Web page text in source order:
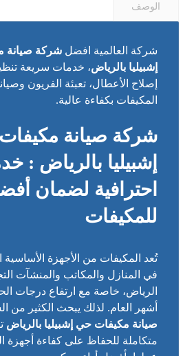
الوصف
شركة العالمية افضلشركة صيانة
إشبيليا بالرياض، خدمات سريعة
إصلاح الأعطال، تعبئة الفريون
المكيفات بكفاءة عالية.
شركة صيانة
إشبيليا بالرياض :
احترافية لضمان
للمكيفات
تُعد المكيفات من الأجهزة الأساسية
في المنازل والمكاتب والمنشآت
الرياض، خاصة مع ارتفاع درجات
أشهر العام. لذلك يبحث الكثير
صيانة مكيفات حي إشبيليا بالرياض
متكاملة للحفاظ على كفاءة أجهزة